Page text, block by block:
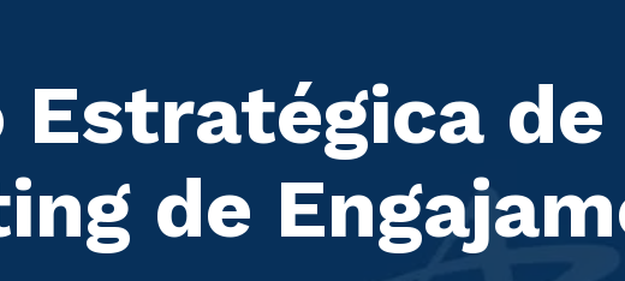
Estratégica
de